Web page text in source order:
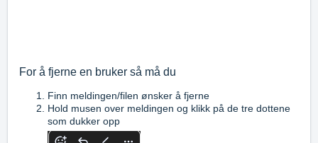
For å fjerne en bruker så må du
Finn meldingen/filen ønsker å fjerne
Hold musen over meldingen og klikk på de tre dottene
som dukker opp